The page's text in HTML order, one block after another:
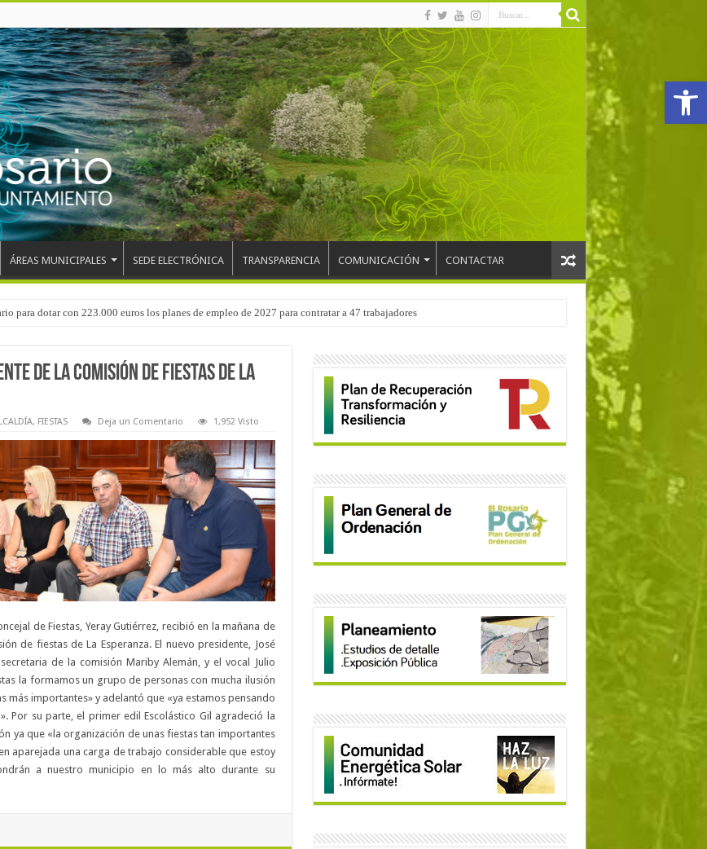
Abrir
ÁREAS MUNICIPALES SEDE ELECTRÓNICA TRANSPARENCIA COMUNICACIÓN CONTACTAR
San Isidro con las demoliciones para la instalación del ascensor
de la comisión de fiestas de La
, FIESTAS Deja un Comentario 1,952 Visto
de Fiestas, Yeray Gutiérrez, recibió en la mañana de
de fiestas de La Esperanza. El nuevo presidente, José
de la comisión Mariby Alemán, y el vocal Julio
la formamos un grupo de personas con mucha ilusión
más importantes» y adelantó que «ya estamos pensando
Por su parte, el primer edil Escolástico Gil agradeció la
ya que «la organización de unas fiestas tan importantes
aparejada una carga de trabajo considerable que estoy
a nuestro municipio en lo más alto durante su